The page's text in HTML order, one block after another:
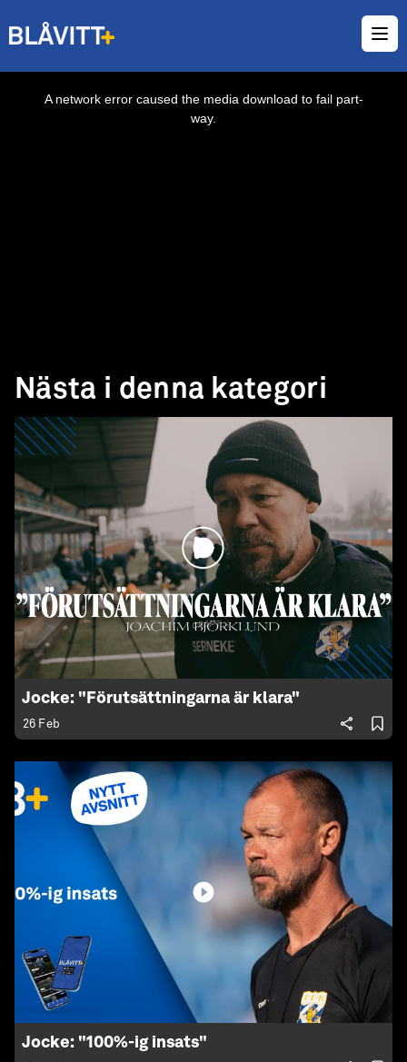
A network error caused the media download to fail part-
way.
Nästa i denna kategori
Jocke: "Förutsättningarna är klara"
26 Feb
Jocke: "100%-ig insats"